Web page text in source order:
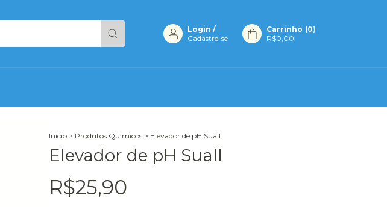
Login /
Cadastre-se
Carrinho (0)
R$0,00
Início > Produtos Químicos > Elevador de pH Suall
Elevador de pH Suall
R$25,90